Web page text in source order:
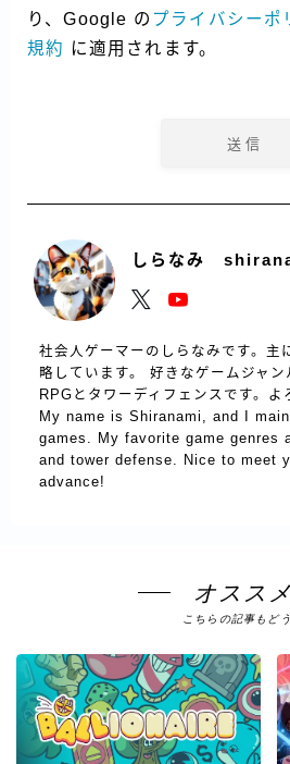
り、Google の プライバシーポ
規約 に適用されます。
しらなみ
社会人ゲーマーのしらなみです。主
略しています。 好きなゲームジャ
RPGとタワーディフェンスです。よ
My name is Shiranami, and I
games. My favorite game genres
and tower defense. Nice to meet
advance!
オススメ
こちらの記事もど